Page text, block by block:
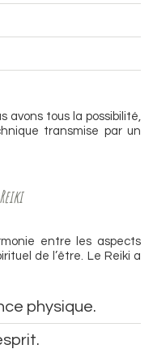
avons tous la possibilité,
transmise par un
entre les aspects
de l’être. Le Reiki a
physique.